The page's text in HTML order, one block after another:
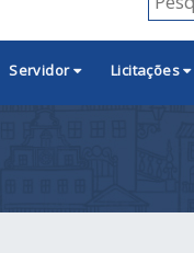
Servidor Licitações